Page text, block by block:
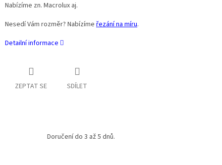
Nabízíme zn. Macrolux aj.
Nesedí Vám rozměr? Nabízíme řezání na míru.
Detailní informace
ZEPTAT SE SDÍLET
Doručení do 3 až 5 dnů.